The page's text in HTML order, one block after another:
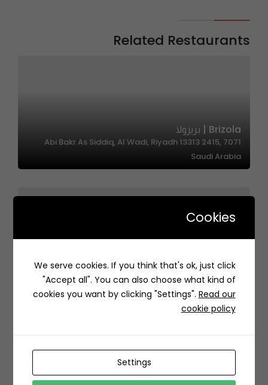
Related Restaurants
Brizola | بريزولا
7071 Abi Bakr As Siddiq, Al Wadi, Riyadh 13313 2415,
Saudi Arabia
Eatsy | ايتسي
السعودية
Cookies
We serve cookies. If you think that's ok, just click
"Accept all". You can also choose what kind of
cookies you want by clicking "Settings". Read our
cookie policy
Settings